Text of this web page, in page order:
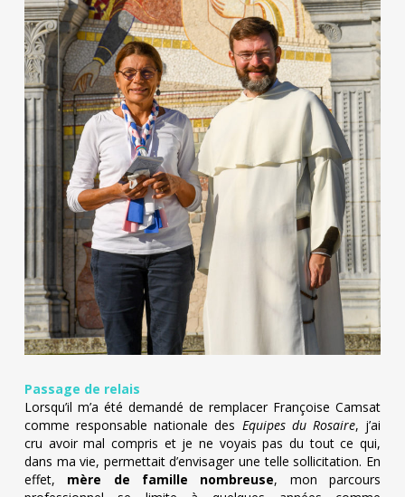
Passage de relais
Lorsqu’il m’a été demandé de remplacer Françoise Camsat
comme responsable nationale des Equipes du Rosaire, j’ai
cru avoir mal compris et je ne voyais pas du tout ce qui,
dans ma vie, permettait d’envisager une telle sollicitation. En
effet, mère de famille nombreuse, mon parcours